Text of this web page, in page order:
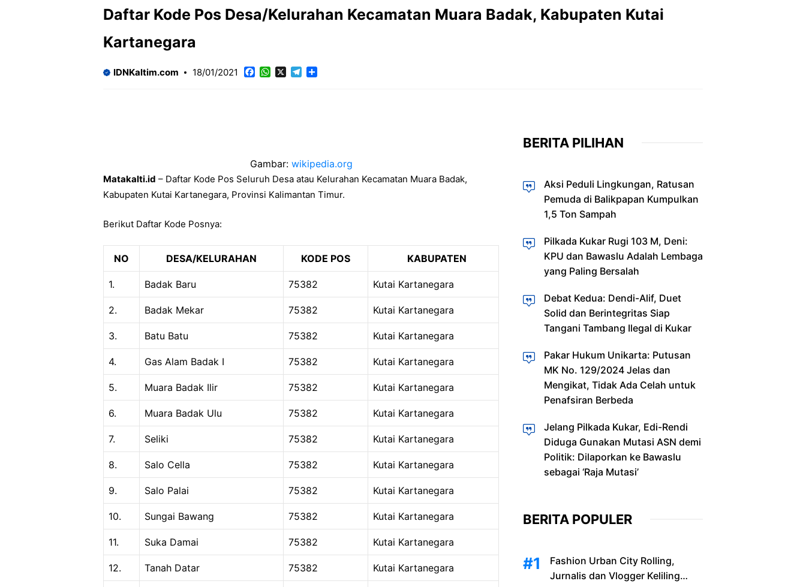
Daftar Kode Pos Desa/Kelurahan Kecamatan Muara Badak, Kabupaten Kutai
Kartanegara
IDNKaltim.com 18/01/2021 Facebook
WhatsAppTelegram
Gambar: wikipedia.org
Matakalti.id – Daftar Kode Pos Seluruh Desa atau Kelurahan Kecamatan Muara Badak,
Kabupaten Kutai Kartanegara, Provinsi Kalimantan Timur.
Berikut Daftar Kode Posnya:
NO DESA/KELURAHAN KODE POS KABUPATEN
1. Badak Baru 75382 Kutai Kartanegara
2. Badak Mekar 75382 Kutai Kartanegara
3. Batu Batu 75382 Kutai Kartanegara
4. Gas Alam Badak I 75382 Kutai Kartanegara
5. Muara Badak Ilir 75382 Kutai Kartanegara
6. Muara Badak Ulu 75382 Kutai Kartanegara
7. Seliki 75382 Kutai Kartanegara
8. Salo Cella 75382 Kutai Kartanegara
9. Salo Palai 75382 Kutai Kartanegara
10. Sungai Bawang 75382 Kutai Kartanegara
11. Suka Damai 75382 Kutai Kartanegara
12. Tanah Datar 75382 Kutai Kartanegara
BERITA PILIHAN
Aksi Peduli Lingkungan, Ratusan
Pemuda di Balikpapan Kumpulkan
1,5 Ton Sampah
Pilkada Kukar Rugi 103 M, Deni:
KPU dan Bawaslu Adalah Lembaga
yang Paling Bersalah
Debat Kedua: Dendi-Alif, Duet
Solid dan Berintegritas Siap
Tangani Tambang Ilegal di Kukar
Pakar Hukum Unikarta: Putusan
MK No. 129/2024 Jelas dan
Mengikat, Tidak Ada Celah untuk
Penafsiran Berbeda
Jelang Pilkada Kukar, Edi-Rendi
Diduga Gunakan Mutasi ASN demi
Politik: Dilaporkan ke Bawaslu
sebagai ‘Raja Mutasi’
BERITA POPULER
Fashion Urban City Rolling,
Jurnalis dan Vlogger Keliling